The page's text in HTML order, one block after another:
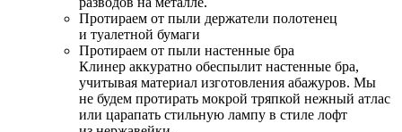
Протираем от пыли держатели полотенец
и туалетной бумаги
Протираем от пыли настенные бра
Клинер аккуратно обеспылит настенные бра,
учитывая материал изготовления абажуров. Мы
не будем протирать мокрой тряпкой нежный атлас
или царапать стильную лампу в стиле лофт